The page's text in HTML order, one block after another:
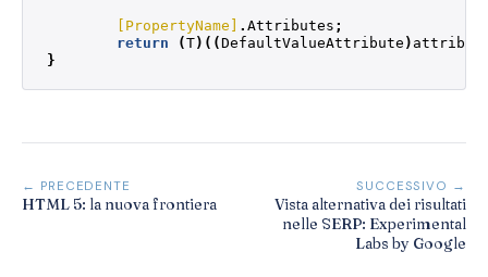
[PropertyName] . Attributes ;
return
(T)((DefaultValueAttribute )
}
← PRECEDENTE
HTML 5: la nuova frontiera
SUCCESSIVO →
Vista alternativa dei risultati
nelle SERP: Experimental
Labs by Google